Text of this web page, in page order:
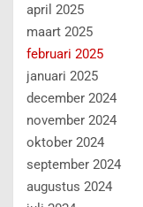
april 2025
maart 2025
februari 2025
januari 2025
december 2024
november 2024
oktober 2024
september 2024
augustus 2024